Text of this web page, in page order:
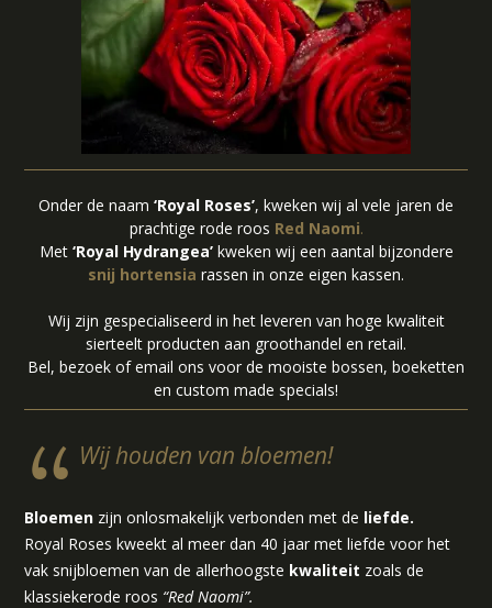
Onder de naam ‘Royal Roses’, kweken wij al vele jaren de
prachtige rode roos Red Naomi.
Met‘Royal Hydrangea’ kweken wij een aantal bijzondere
snij hortensia rassen in onze eigen kassen.
Wij zijn gespecialiseerd in het leveren van hoge kwaliteit
sierteelt producten aan groothandel en retail.
Bel, bezoek of email ons voor de mooiste bossen, boeketten
en custom made specials!
Wij houden van bloemen!
Bloemen zijn onlosmakelijk verbonden met de liefde.
Royal Roses kweekt al meer dan 40 jaar met liefde voor het
vak snijbloemen van de allerhoogste kwaliteit zoals de
klassiekerode roos “Red Naomi”.